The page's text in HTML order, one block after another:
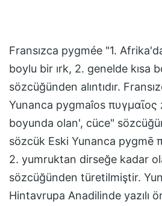
Fransızca pygmée "1.
boylu bir ırk, 2. genelde kısa
sözcüğünden alıntıdır.
Yunanca pygmaîos πυγμαῖος
boyunda olan', cüce"
sözcük Eski Yunanca pygmē
2. yumruktan dirseğe kadar
sözcüğünden türetilmiştir.
Hintavrupa Anadilinde yazılı